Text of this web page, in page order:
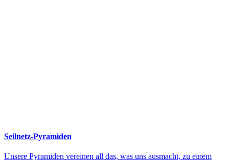
Seilnetz-Pyramiden
Unsere Pyramiden vereinen all das, was uns ausmacht, zu einem